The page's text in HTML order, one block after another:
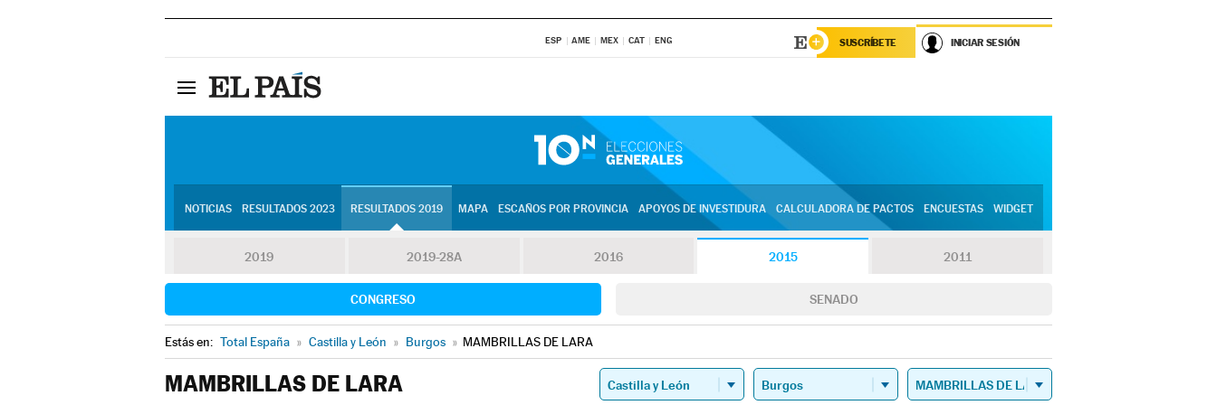
ESP AME MEX CAT ENG SUSCRÍBETE INICIAR SESIÓN
NOTICIAS RESULTADOS 2023 RESULTADOS 2019 MAPA ESCAÑOS POR PROVINCIA APOYOS DE INVESTIDURA CALCULADORA DE PACTOS ENCUESTAS WIDGET
2019 2019-28A 2016 2015 2011
CONGRESO SENADO
Estás en: Total España » Castilla y León » Burgos » MAMBRILLAS DE LARA
MAMBRILLAS DE LARA